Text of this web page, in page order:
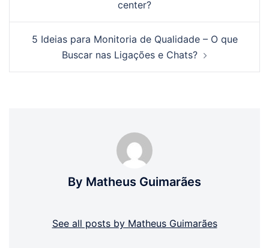
center?
5 Ideias para Monitoria de Qualidade – O que
Buscar nas Ligações e Chats?
By Matheus Guimarães
See all posts by Matheus Guimarães